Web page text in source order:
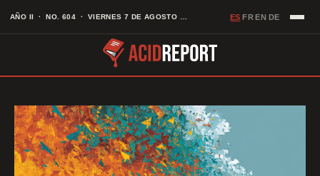
ES FREN DE